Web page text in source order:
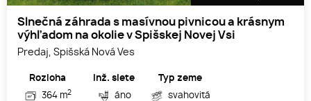
Slnečná záhrada s masívnou pivnicou a krásnym
výhľadom na okolie v Spišskej Novej Vsi
Predaj, Spišská Nová Ves
Rozloha
364 m2
Inž. siete
áno
Typ zeme
svahovitá